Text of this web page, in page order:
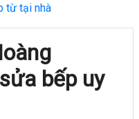
từ tại nhà
bếp uy